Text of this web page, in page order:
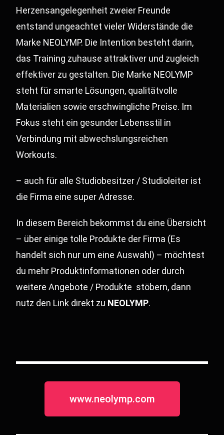
Herzensangelegenheit zweier Freunde
entstand ungeachtet vieler Widerstände die
Marke NEOLYMP. Die Intention besteht darin,
das Training zuhause attraktiver und zugleich
effektiver zu gestalten. Die Marke NEOLYMP
steht für smarte Lösungen, qualitätvolle
Materialien sowie erschwingliche Preise. Im
Fokus steht ein gesunder Lebensstil in
Verbindung mit abwechslungsreichen
Workouts.
– auch für alle Studiobesitzer / Studioleiter ist
die Firma eine super Adresse.
In diesem Bereich bekommst du eine Übersicht
– über einige tolle Produkte der Firma (Es
handelt sich nur um eine Auswahl) – möchtest
du mehr Produktinformationen oder durch
weitere Angebote / Produkte stöbern, dann
nutz den Link direkt zu NEOLYMP.
www.neolymp.com